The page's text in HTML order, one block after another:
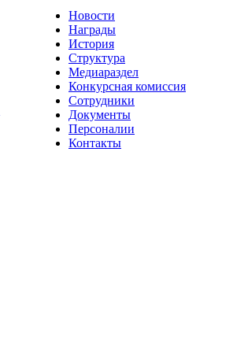
Новости
Награды
История
Структура
Медиараздел
Конкурсная комиссия
Сотрудники
Документы
Персоналии
Контакты